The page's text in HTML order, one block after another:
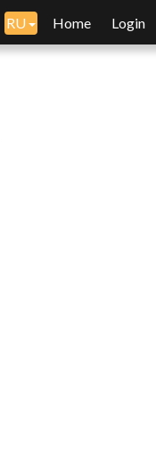
RU Home Login